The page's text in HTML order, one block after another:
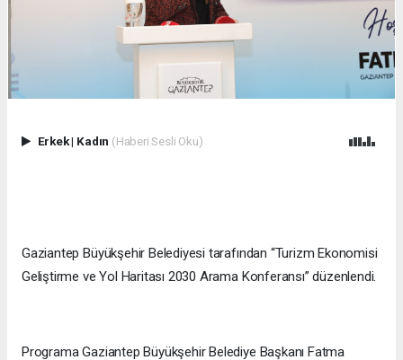
Erkek| Kadın (Haberi Sesli Oku)
Gaziantep Büyükşehir Belediyesi tarafından “Turizm Ekonomisi
Geliştirme ve Yol Haritası 2030 Arama Konferansı” düzenlendi.
Programa Gaziantep Büyükşehir Belediye Başkanı Fatma